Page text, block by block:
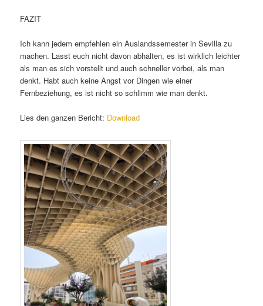
FAZIT
Ich kann jedem empfehlen ein Auslandssemester in Sevilla zu
machen. Lasst euch nicht davon abhalten, es ist wirklich leichter
als man es sich vorstellt und auch schneller vorbei, als man
denkt. Habt auch keine Angst vor Dingen wie einer
Fernbeziehung, es ist nicht so schlimm wie man denkt.
Lies den ganzen Bericht: Download